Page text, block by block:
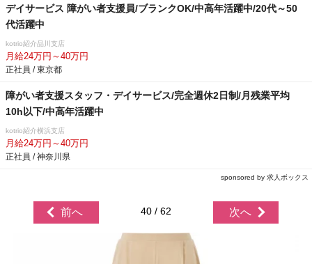
デイサービス 障がい者支援員/ブランクOK/中高年活躍中/20代～50
代活躍中
kotrio紹介品川支店
月給24万円～40万円
正社員 / 東京都
障がい者支援スタッフ・デイサービス/完全週休2日制/月残業平均
10h以下/中高年活躍中
kotrio紹介横浜支店
月給24万円～40万円
正社員 / 神奈川県
sponsored by 求人ボックス
前へ 40 / 62 次へ